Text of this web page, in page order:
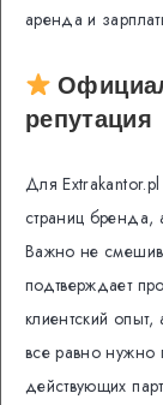
аренда и
репутация
Для
страниц бренда,
Важно не
подтверждает
клиентский опыт,
все равно нужно
действующих